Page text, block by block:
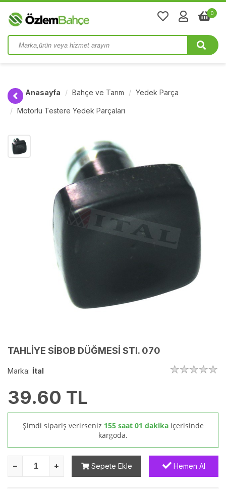
0
Anasayfa Bahçe ve Tarım Yedek Parça
Motorlu Testere Yedek Parçaları
TAHLİYE SİBOB DÜĞMESİ STI. 070
Marka: İtal
39.60 TL
Şimdi sipariş verirseniz 155 saat 01 dakika içerisinde
kargoda.
Sepete Ekle Hemen Al